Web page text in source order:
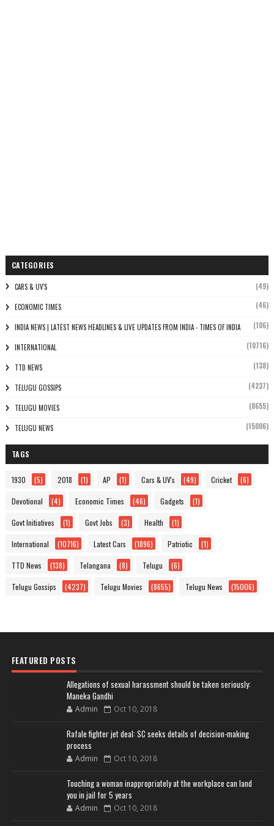
CATEGORIES
CARS & UV'S (49)
ECONOMIC TIMES (46)
INDIA NEWS | LATEST NEWS HEADLINES & LIVE UPDATES FROM INDIA - TIMES OF INDIA (106)
INTERNATIONAL (10716)
TTD NEWS (138)
TELUGU GOSSIPS (4237)
TELUGU MOVIES (8655)
TELUGU NEWS (15006)
TAGS
1930 (5) 2018 (1) AP (1) Cars & UV's (49) Cricket (6)
Devotional (4) Economic Times (46) Gadgets (1)
Govt Initiatives (1) Govt Jobs (3) Health (1)
International (10716) Latest Cars (1896) Patriotic (1)
TTD News (138) Telangana (8) Telugu (6)
Telugu Gossips (4237) Telugu Movies (8655) Telugu News (15006)
FEATURED POSTS
Allegations of sexual harassment should be taken seriously:
Maneka Gandhi
Admin Oct 10, 2018
Rafale fighter jet deal: SC seeks details of decision-making
process
Admin Oct 10, 2018
Touching a woman inappropriately at the workplace can land
you in jail for 5 years
Admin Oct 10, 2018